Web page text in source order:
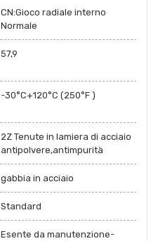
CN:Gioco radiale interno
Normale
57,9
-30°C+120°C (250°F )
2Z Tenute in lamiera di acciaio
antipolvere,antimpurità
gabbia in acciaio
Standard
Esente da manutenzione-